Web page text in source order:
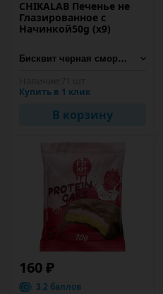
CHIKALAB Печенье не
Глазированное с
Начинкой50g (х9)
Купить в 1 клик
В корзину
160 ₽
3.2 баллов